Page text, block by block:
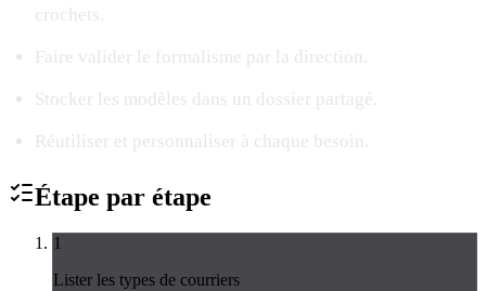
crochets.
Faire valider le formalisme par la direction.
Stocker les modèles dans un dossier partagé.
Réutiliser et personnaliser à chaque besoin.
Étape par étape
1
Lister les types de courriers